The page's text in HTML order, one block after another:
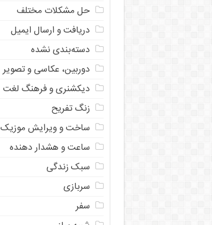
حل مشکلات مختلف
دریافت و ارسال ایمیل
دسته‌بندی نشده
دوربین، عکاسی و تصویر
دیکشنری و فرهنگ لغت
زنگ تفریح
ساخت و ویرایش موزیک
ساعت و هشدار دهنده
سبک زندگی
سربازی
سفر